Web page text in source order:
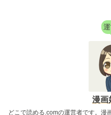
漫画
どこで読める.comの運営者です。漫